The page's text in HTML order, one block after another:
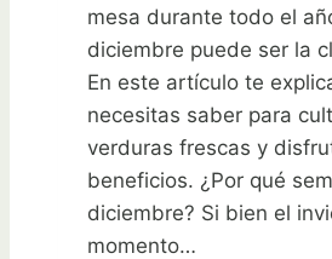
mesa durante todo el
diciembre puede ser la
En este artículo te
necesitas saber para
verduras frescas y
beneficios. ¿Por qué
diciembre? Si bien el
momento…